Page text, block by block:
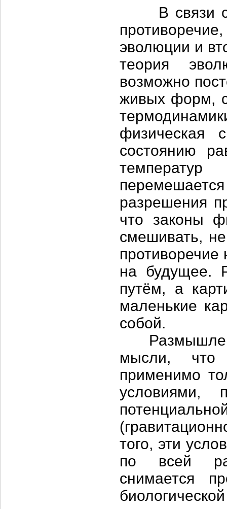
В связи с
эволюции и
теория
возможно
живых форм,
физическая
состоянию
разрешения
что законы
смешивать,
на будущее.
путём, а
маленькие
собой.
мысли, что
применимо
условиями,
того, эти
по всей
снимается